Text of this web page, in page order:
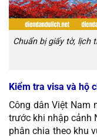
Chuẩn bị giấy tờ, lịch
Kiểm tra visa và hộ
Công dân Việt Nam
trước khi nhập cảnh
phân chia theo khu